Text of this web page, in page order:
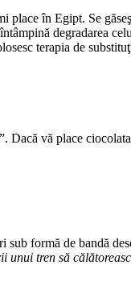
place în Egipt. Se
degradarea
terapia de
Dacă vă place
formă de bandă
unui tren să